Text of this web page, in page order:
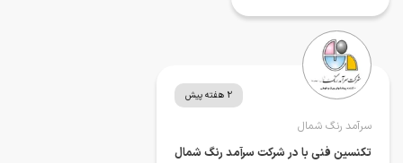
2 هفته پیش
سرآمد رنگ شمال
تکنسین فنی با در شرکت سرآمد رنگ شمال